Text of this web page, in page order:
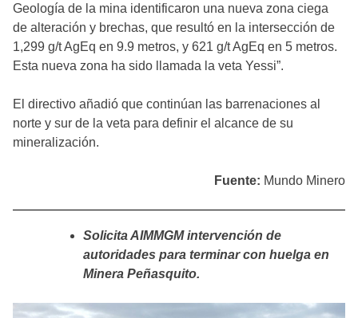
Geología de la mina identificaron una nueva zona ciega
de alteración y brechas, que resultó en la intersección de
1,299 g/t AgEq en 9.9 metros, y 621 g/t AgEq en 5 metros.
Esta nueva zona ha sido llamada la veta Yessi”.
El directivo añadió que continúan las barrenaciones al
norte y sur de la veta para definir el alcance de su
mineralización.
Fuente: Mundo Minero
Solicita AIMMGM intervención de
autoridades para terminar con huelga en
Minera Peñasquito.